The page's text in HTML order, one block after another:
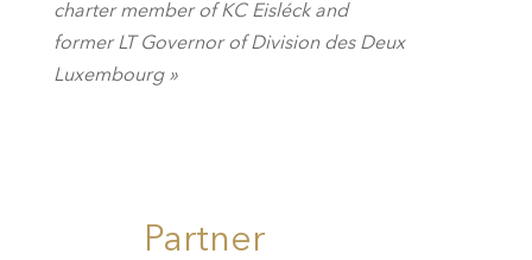
charter member of KC Eisléck and
former LT Governor of Division des Deux
Luxembourg »
Partner